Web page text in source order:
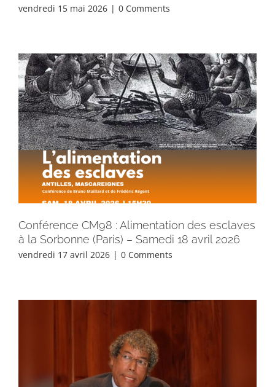
vendredi 15 mai 2026 | 0 Comments
Conférence CM98 : Alimentation des esclaves
à la Sorbonne (Paris) – Samedi 18 avril 2026
vendredi 17 avril 2026 | 0 Comments